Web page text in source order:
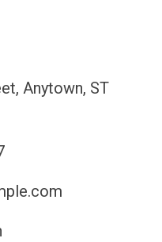
Anytown, ST